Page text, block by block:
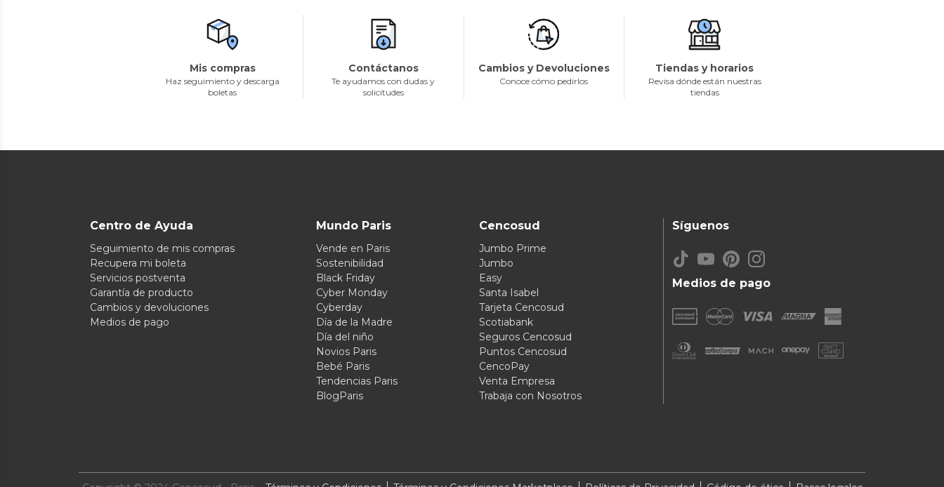
Mis compras
Haz seguimiento y descarga
boletas
Contáctanos
Te ayudamos con dudas y
solicitudes
Cambios y Devoluciones
Conoce cómo pedirlos
Tiendas y horarios
Revisa dónde están nuestras
tiendas
Centro de Ayuda
Seguimiento de mis compras
Recupera mi boleta
Servicios postventa
Garantía de producto
Cambios y devoluciones
Medios de pago
Mundo Paris
Vende en Paris
Sostenibilidad
Black Friday
Cyber Monday
Cyberday
Día de la Madre
Día del niño
Novios Paris
Bebé Paris
Tendencias Paris
BlogParis
Cencosud
Jumbo Prime
Jumbo
Easy
Santa Isabel
Tarjeta Cencosud
Scotiabank
Seguros Cencosud
Puntos Cencosud
CencoPay
Venta Empresa
Trabaja con Nosotros
Medios de pago
Síguenos